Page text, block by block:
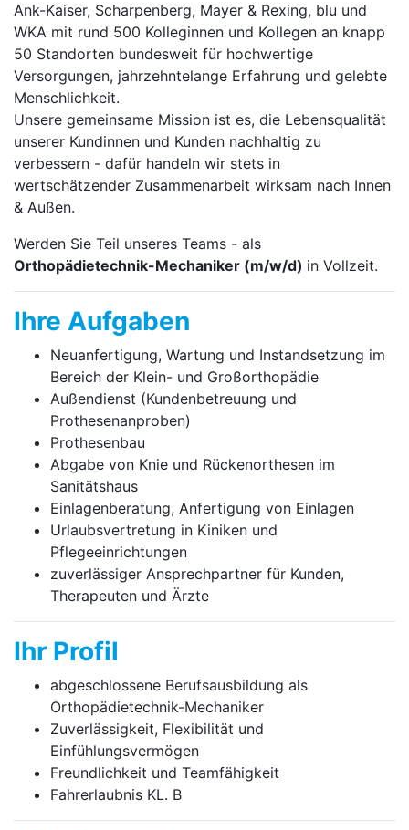
Ank-Kaiser, Scharpenberg, Mayer & Rexing, blu und
WKA mit rund 500 Kolleginnen und Kollegen an knapp
50 Standorten bundesweit für hochwertige
Versorgungen, jahrzehntelange Erfahrung und gelebte
Menschlichkeit.
Unsere gemeinsame Mission ist es, die Lebensqualität
unserer Kundinnen und Kunden nachhaltig zu
verbessern - dafür handeln wir stets in
wertschätzender Zusammenarbeit wirksam nach Innen
& Außen.
Werden Sie Teil unseres Teams - als
Orthopädietechnik-Mechaniker (m/w/d) in Vollzeit.
Ihre Aufgaben
Neuanfertigung, Wartung und Instandsetzung im
Bereich der Klein- und Großorthopädie
Außendienst (Kundenbetreuung und
Prothesenanproben)
Prothesenbau
Abgabe von Knie und Rückenorthesen im
Sanitätshaus
Einlagenberatung, Anfertigung von Einlagen
Urlaubsvertretung in Kiniken und
Pflegeeinrichtungen
zuverlässiger Ansprechpartner für Kunden,
Therapeuten und Ärzte
Ihr Profil
abgeschlossene Berufsausbildung als
Orthopädietechnik-Mechaniker
Zuverlässigkeit, Flexibilität und
Einfühlungsvermögen
Freundlichkeit und Teamfähigkeit
Fahrerlaubnis KL. B